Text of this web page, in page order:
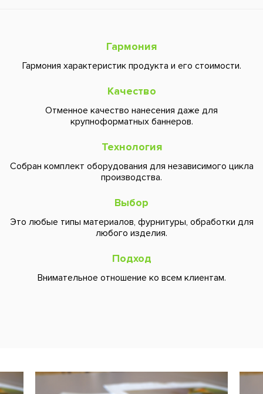
Гармония
Гармония характеристик продукта и его стоимости.
Качество
Отменное качество нанесения даже для
крупноформатных баннеров.
Технология
Собран комплект оборудования для независимого цикла
производства.
Выбор
Это любые типы материалов, фурнитуры, обработки для
любого изделия.
Подход
Внимательное отношение ко всем клиентам.